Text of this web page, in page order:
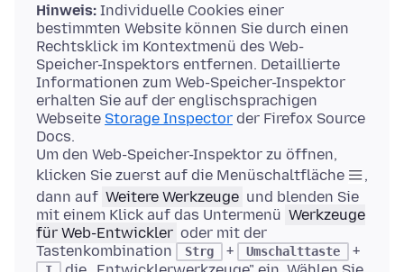
Hinweis: Individuelle Cookies einer
bestimmten Website können Sie durch einen
Rechtsklick im Kontextmenü des Web-
Speicher-Inspektors entfernen. Detaillierte
Informationen zum Web-Speicher-Inspektor
erhalten Sie auf der englischsprachigen
Webseite Storage Inspector der Firefox Source
Docs.
Um den Web-Speicher-Inspektor zu öffnen,
klicken Sie zuerst auf die Menüschaltfläche
,
dann auf Weitere Werkzeuge und blenden Sie
mit einem Klick auf das Untermenü Werkzeuge
für Web-Entwickler oder mit der
Tastenkombination
Strg + Umschalttaste +